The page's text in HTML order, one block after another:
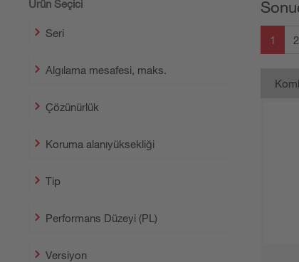
Ürün Seçici
Seri
Algılama mesafesi, maks.
Çözünürlük
Koruma alanıyüksekliği
Tip
Performans Düzeyi (PL)
Versiyon
1 2